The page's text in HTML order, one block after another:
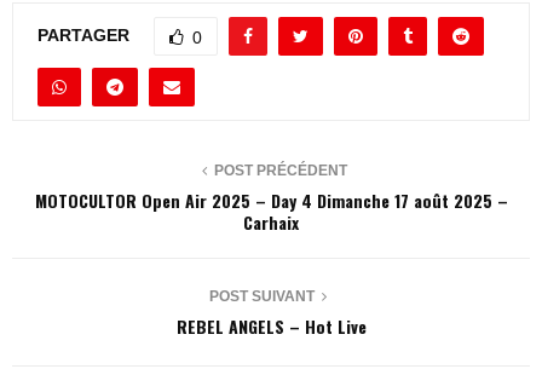
PARTAGER 0
POST PRÉCÉDENT
MOTOCULTOR Open Air 2025 – Day 4 Dimanche 17 août 2025 –
Carhaix
POST SUIVANT
REBEL ANGELS – Hot Live